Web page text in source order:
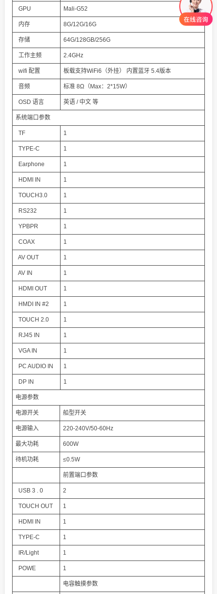
GPU Mali-G52
内存 8G/12G/16G
存储 64G/128GB/256G
工作主频 2.4GHz
wifi 配置 板载支持WiFi6（外挂） 内置蓝牙 5.4版本
音频 标准 8Ω（Max：2*15W）
OSD 语言 英语 / 中文 等
系统端口参数
TF 1
TYPE-C 1
Earphone 1
HDMI IN 1
TOUCH3.0 1
RS232 1
YPBPR 1
COAX 1
AV OUT 1
AV IN 1
HDMI OUT 1
HMDI IN #2 1
TOUCH 2.0 1
RJ45 IN 1
VGA IN 1
PC AUDIO IN 1
DP IN 1
电源参数
电源开关 船型开关
电源输入 220-240V/50-60Hz
最大功耗 600W
待机功耗 ≤0.5W
前置端口参数
USB 3 . 0 2
TOUCH OUT 1
HDMI IN 1
TYPE-C 1
IR/Light 1
POWE 1
电容触摸参数